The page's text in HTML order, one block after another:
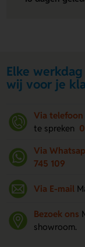
Elke
wij voor je
Via telefoon
te spreken
Via
745 109
Via E-mail
Bezoek ons
showroom.